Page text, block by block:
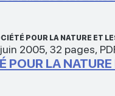
POUR LA NATURE ET
2005,32 pages,
POUR LA